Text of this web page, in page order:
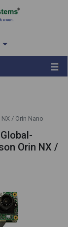
/ Orin Nano
Orin NX /